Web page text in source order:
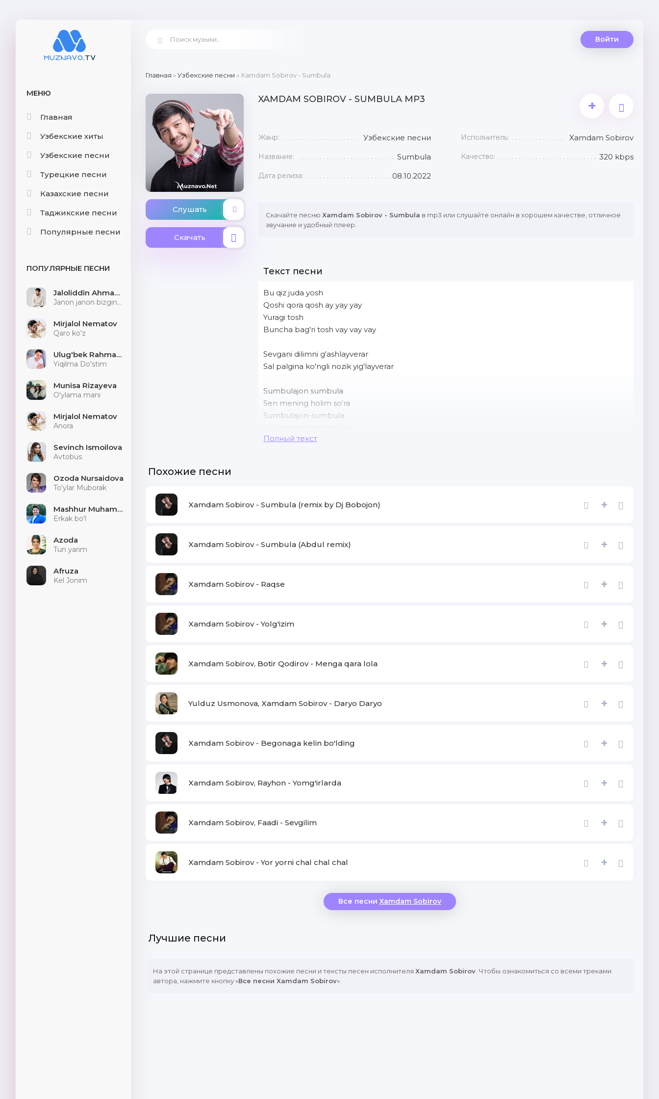
МЕНЮ
Главная
Узбекские хиты
Узбекские песни
Турецкие песни
Казахские песни
Таджикские песни
Популярные песни
ПОПУЛЯРНЫЕ ПЕСНИ
Jaloliddin Ahmadaliyev
Janon janon bizginani sog'indilarmu
Mirjalol Nematov
Qaro ko'z
Ulug'bek Rahmatullayev
Yiqilma Do'stim
Munisa Rizayeva
O'ylama mani
Mirjalol Nematov
Anora
Sevinch Ismoilova
Avtobus
Ozoda Nursaidova
To'ylar Muborak
Mashhur Muhammad
Erkak bo'l
Azoda
Tun yarim
Afruza
Kel Jonim
Войти
Главная »Узбекские песни » Xamdam Sobirov - Sumbula
Слушать
Скачать
XAMDAM SOBIROV - SUMBULA MP3 +
Жанр: Узбекские песни Исполнитель: Xamdam Sobirov
Название: Sumbula Качество: 320 kbps
Дата релиза: 08.10.2022
Скачайте песню Xamdam Sobirov - Sumbula в mp3 или слушайте онлайн в хорошем качестве, отличное
звучание и удобный плеер.
Текст песни
Bu qiz juda yosh
Qoshi qora qosh ay yay yay
Yuragi tosh
Buncha bag'ri tosh vay vay vay
Sevgani dilimni g'ashlayverar
Sal palgina ko'ngli nozik yig'layverar
Sumbulajon sumbula
Sen mening holim so‘ra
Sumbulajon-sumbula
Uychasidan
Ko'chasidan
Sumbulajon-sumbula
Esim qursin
Yangi ko'ylak olgan ekan
Sen mening holim so‘ra
Sumbulajon-sumbula
O‘shal sayroq bulbula
Полный текст
Похожие песни
Xamdam Sobirov - Sumbula (remix by Dj Bobojon) +
Xamdam Sobirov - Sumbula (Abdul remix) +
Xamdam Sobirov - Raqse +
Xamdam Sobirov - Yolg'izim +
Xamdam Sobirov, Botir Qodirov - Menga qara lola +
Yulduz Usmonova, Xamdam Sobirov - Daryo Daryo +
Xamdam Sobirov - Begonaga kelin bo'lding +
Xamdam Sobirov, Rayhon - Yomg'irlarda +
Xamdam Sobirov, Faadi - Sevgilim +
Xamdam Sobirov - Yor yorni chal chal chal +
Все песни Xamdam Sobirov
Лучшие песни
На этой странице представлены похожие песни и тексты песен исполнителя Xamdam Sobirov . Чтобы ознакомиться со всеми треками
автора, нажмите кнопку «Все песни Xamdam Sobirov».